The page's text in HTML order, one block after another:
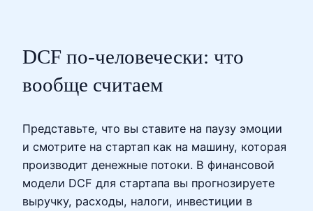
DCF по‑человечески: что
вообще считаем
Представьте, что вы ставите на паузу эмоции
и смотрите на стартап как на машину, которая
производит денежные потоки. В финансовой
модели DCF для стартапа вы прогнозируете
выручку, расходы, налоги, инвестиции в